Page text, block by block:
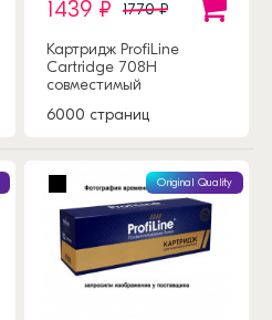
1439 ₽ 1770 ₽
Картридж ProfiLine
Cartridge 708H
совместимый
6000 страниц
Original Quality